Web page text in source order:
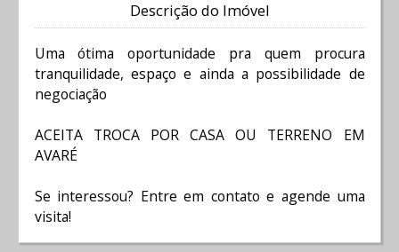
Descrição do Imóvel
Uma ótima oportunidade pra quem procura
tranquilidade, espaço e ainda a possibilidade de
negociação
ACEITA TROCA POR CASA OU TERRENO EM
AVARÉ
Se interessou? Entre em contato e agende uma
visita!